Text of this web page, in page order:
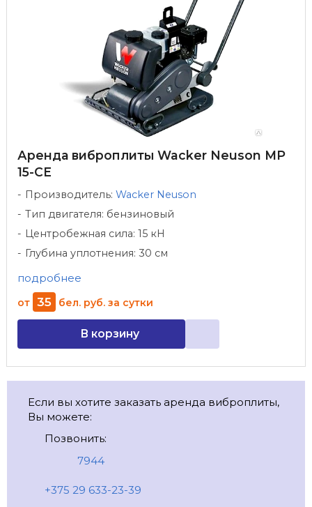
Аренда виброплиты Wacker Neuson MP
15-CE
Производитель: Wacker Neuson
Тип двигателя: бензиновый
Центробежная сила: 15 кН
Глубина уплотнения: 30 см
подробнее
от 35 бел. руб. за сутки
В корзину
Если вы хотите заказать аренда виброплиты,
Вы можете:
Позвонить:
7944
+375 29 633-23-39